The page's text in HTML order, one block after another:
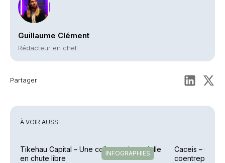
Guillaume Clément
Rédacteur en chef
Partager
À VOIR AUSSI
INFOGRAPHIES
Tikehau Capital – Une collecte trimestrielle
en chute libre
Caceis –
coentreprise